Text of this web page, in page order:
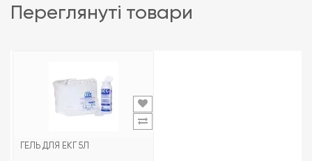
переглянуті товари
ГЕЛЬ ДЛЯ ЕКГ 5Л